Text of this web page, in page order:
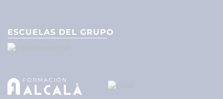
ESCUELAS DEL GRUPO